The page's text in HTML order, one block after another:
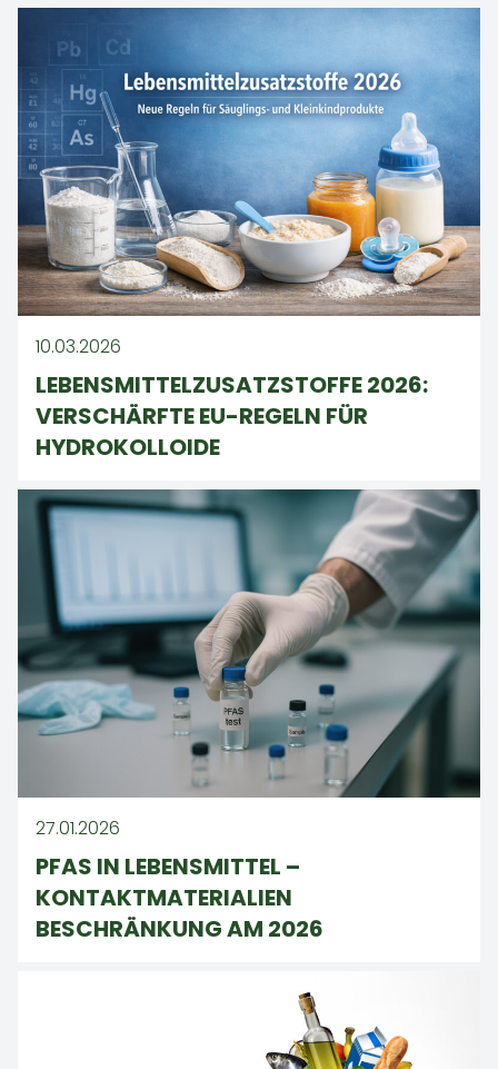
10.03.2026
LEBENSMITTELZUSATZSTOFFE 2026:
VERSCHÄRFTE EU-REGELN FÜR
HYDROKOLLOIDE
27.01.2026
PFAS IN LEBENSMITTEL –
KONTAKTMATERIALIEN
BESCHRÄNKUNG AM 2026